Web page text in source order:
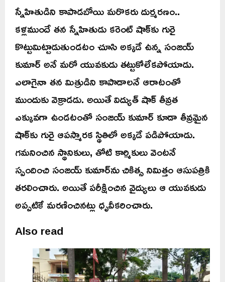
స్నేహితుడిని కాపాడబోయి మరొకరు దుర్మరణం..
కళ్లముందే తన స్నేహితుడు కరెంట్ షాక్‌కు గురై
కొట్టుమిట్టాడుతుండటం చూసి అక్కడే ఉన్న సంజయ్
కుమార్ అనే మరో యువకుడు తట్టుకోలేకపోయాడు.
ఎలాగైనా తన మిత్రుడిని కాపాడాలనే ఆరాటంతో
ముందుకు వెక్రాడడు. అయితే విద్యుత్ షాక్ తీవ్రత
ఎక్కువగా ఉండటంతో సంజయ్ కుమార్ కూడా తీవ్రమైన
షాక్‌కు గురై ఆపస్మారక స్థితిలో అక్కడే పడిపోయాడు.
గమనించిన స్థానికులు, తోటి కార్మికులు వెంటనే
స్పందించి సంజయ్ కుమార్‌ను చికిత్స నిమిత్తం ఆసుపత్రికి
తరలించారు. అయితే పరీక్షించిన వైద్యులు ఆ యువకుడు
అప్పటికే మరణించినట్లు ధృవీకరించారు.
Also read